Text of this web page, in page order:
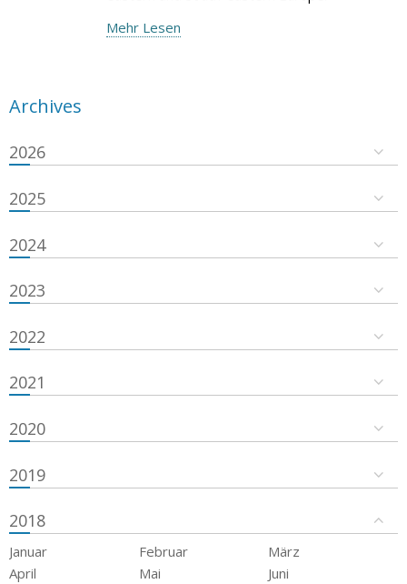
Mehr Lesen
Archives
2026
2025
2024
2023
2022
2021
2020
2019
2018
Januar Februar
März
April
Mai
Juni